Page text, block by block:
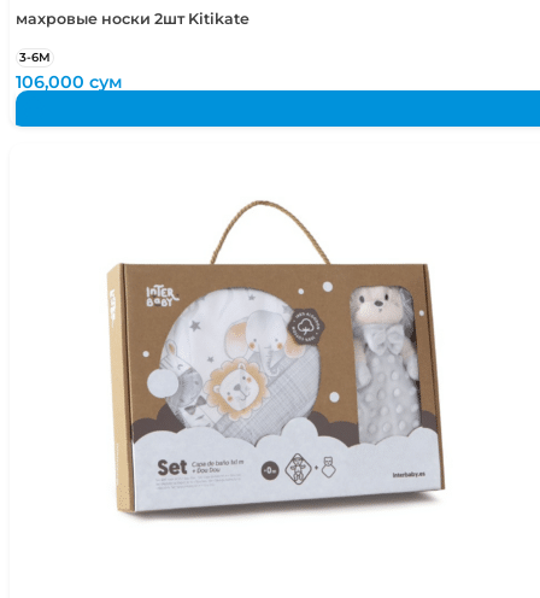
махровые носки 2шт Kitikate
3-6М
106,000сум